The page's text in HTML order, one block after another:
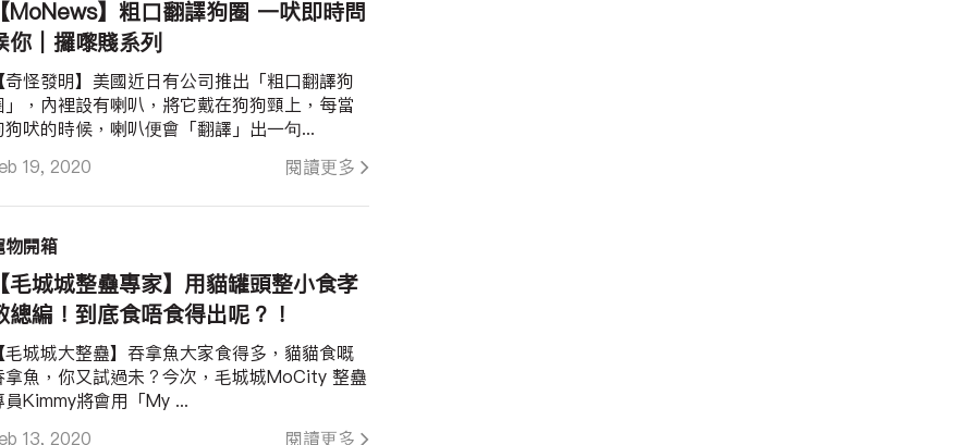
MoNews】粗口翻譯狗圈 一吠即時問
你｜攞嚟賤系列
19, 2020 閱讀更多
奇怪發明】美國近日有公司推出「粗口翻譯狗
」，內裡設有喇叭，將它戴在狗狗頸上，每當
狗吠的時候，喇叭便會「翻譯」出一句...
物開箱
毛城城整蠱專家】用貓罐頭整小食孝
總編！到底食唔食得出呢？！
13, 2020 閱讀更多
毛城城大整蠱】吞拿魚大家食得多，貓貓食嘅
拿魚，你又試過未？今次，毛城城MoCity 整蠱
員Kimmy將會用「My ...